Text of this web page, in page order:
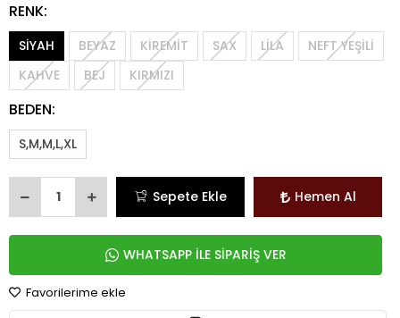
RENK:
SİYAH BEYAZ KİREMİT SAX LİLA
NEFT YEŞİLİ
KAHVE
BEJ KIRMIZI
BEDEN:
S,M,M,L,XL
Sepete Ekle Hemen Al
WHATSAPP İLE SİPARİŞ VER
Favorilerime ekle